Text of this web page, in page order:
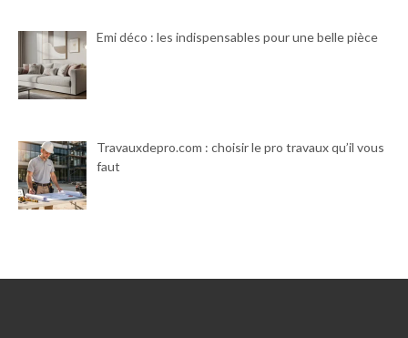
Emi déco : les indispensables pour une belle pièce
Travauxdepro.com : choisir le pro travaux qu’il vous
faut